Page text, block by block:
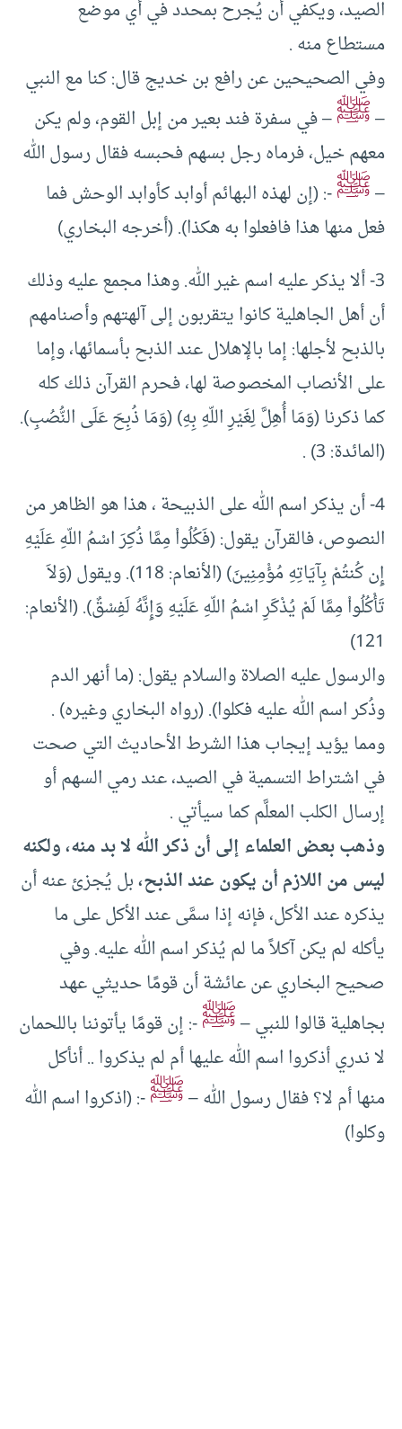
الصيد، ويكفي أن يُجرح بمحدد في أي موضع
مستطاع منه .
وفي الصحيحين عن رافع بن خديج قال: كنا مع النبي
–ﷺ– في سفرة فند بعير من إبل القوم، ولم يكن
معهم خيل، فرماه رجل بسهم فحبسه فقال رسول الله
–ﷺ-: (إن لهذه البهائم أوابد كأوابد الوحش فما
فعل منها هذا فافعلوا به هكذا). (أخرجه البخاري)
3- ألا يذكر عليه اسم غير الله. وهذا مجمع عليه وذلك
أن أهل الجاهلية كانوا يتقربون إلى آلهتهم وأصنامهم
بالذبح لأجلها: إما بالإهلال عند الذبح بأسمائها، وإما
على الأنصاب المخصوصة لها، فحرم القرآن ذلك كله
كما ذكرنا (وَمَا أُهِلَّ لِغَيْرِ اللّهِ بِهِ) (وَمَا ذُبِحَ عَلَى النُّصُبِ).
(المائدة: 3) .
4- أن يذكر اسم الله على الذبيحة ، هذا هو الظاهر من
النصوص، فالقرآن يقول: (فَكُلُواْ مِمَّا ذُكِرَ اسْمُ اللّهِ عَلَيْهِ
إِن كُنتُمْ بِآيَاتِهِ مُؤْمِنِينَ) (الأنعام: 118). ويقول (وَلاَ
تَأْكُلُواْ مِمَّا لَمْ يُذْكَرِ اسْمُ اللّهِ عَلَيْهِ وَإِنَّهُ لَفِسْقٌ). (الأنعام:
121)
والرسول عليه الصلاة والسلام يقول: (ما أنهر الدم
وذُكر اسم الله عليه فكلوا). (رواه البخاري وغيره) .
ومما يؤيد إيجاب هذا الشرط الأحاديث التي صحت
في اشتراط التسمية في الصيد، عند رمي السهم أو
إرسال الكلب المعلَّم كما سيأتي .
وذهب بعض العلماء إلى أن ذكر الله لا بد منه، ولكنه
ليس من اللازم أن يكون عند الذبح،بل يُجزئ عنه أن
يذكره عند الأكل، فإنه إذا سمَّى عند الأكل على ما
يأكله لم يكن آكلاً ما لم يُذكر اسم الله عليه. وفي
صحيح البخاري عن عائشة أن قومًا حديثي عهد
بجاهلية قالوا للنبي –ﷺ-: إن قومًا يأتوننا باللحمان
لا ندري أذكروا اسم الله عليها أم لم يذكروا .. أنأكل
منها أم لا؟ فقال رسول الله –ﷺ-: (اذكروا اسم الله
وكلوا)